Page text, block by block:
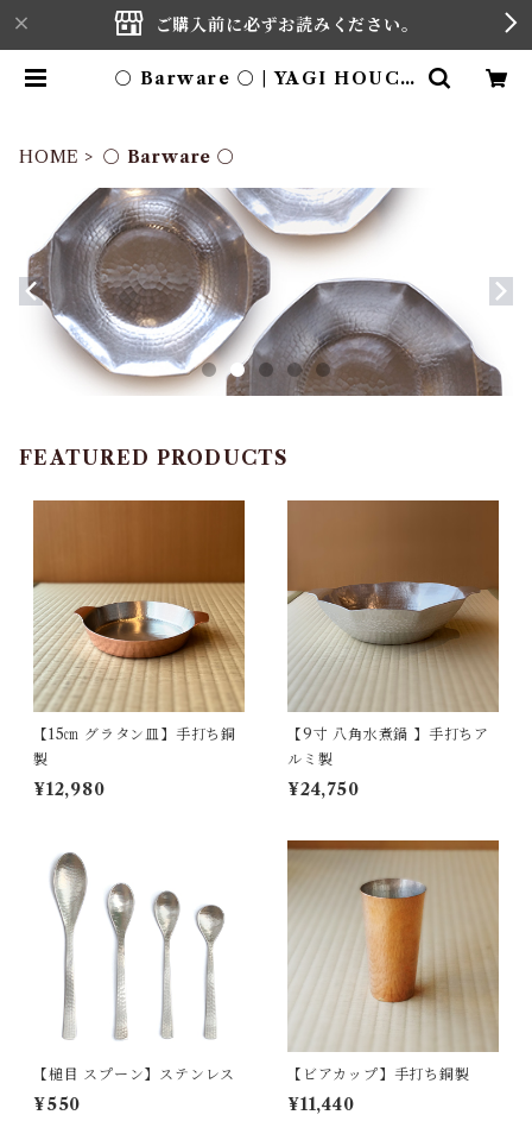
ご購入前に必ずお読みください。
〇 Barware 〇 | YAGI HOUCH
HOME 〇 Barware 〇
FEATURED PRODUCTS
【15㎝ グラタン皿】手打ち銅
製
¥12,980
【9寸 八角水煮鍋 】手打ちア
ルミ製
¥24,750
【槌目 スプーン】ステンレス
¥550
【ビアカップ】手打ち銅製
¥11,440